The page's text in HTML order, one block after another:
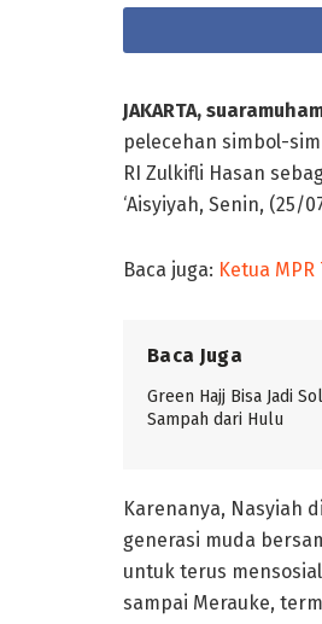
JAKARTA,
pelecehan simbol-
RI Zulkifli Hasan
‘Aisyiyah, Senin, (25/
Baca juga: Ketua
Baca Juga
Green Hajj Bisa Jadi
Sampah dari Hulu
Karenanya, Nasyiah
generasi muda
untuk terus
sampai Merauke,